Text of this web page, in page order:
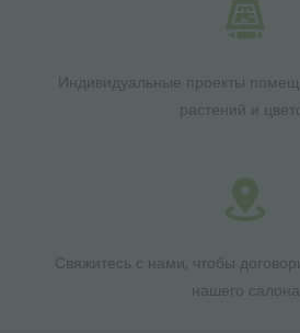
Индивидуальные проекты
растений и
Свяжитесь с нами, чтобы
нашего салона